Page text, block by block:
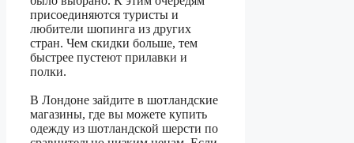
присоединяются туристы и
любители шопинга из других
стран. Чем скидки больше, тем
быстрее пустеют прилавки и
полки.
В Лондоне зайдите в шотландские
магазины, где вы можете купить
одежду из шотландской шерсти по